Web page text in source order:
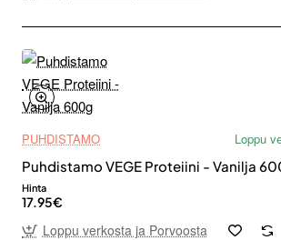
PUHDISTAMO
Loppu
Puhdistamo VEGE Proteiini - Vanilja
Hinta
17.95€
Loppu verkosta ja Porvoosta